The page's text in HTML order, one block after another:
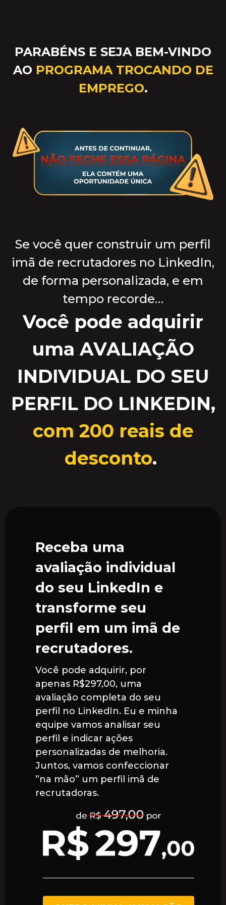
PARABÉNS E SEJA BEM-VINDO
AO PROGRAMA TROCANDO DE
EMPREGO.
Se você quer construir um perfil
imã de recrutadores no LinkedIn,
de forma personalizada, e em
tempo recorde…
Você pode adquirir
uma AVALIAÇÃO
INDIVIDUAL DO SEU
PERFIL DO LINKEDIN,
com 200 reais de
desconto.
Receba uma
avaliação individual
do seu LinkedIn e
transforme seu
perfil em um imã de
recrutadores.
Você pode adquirir, por
apenas R$297,00, uma
avaliação completa do seu
perfil no LinkedIn. Eu e minha
equipe vamos analisar seu
perfil e indicar ações
personalizadas de melhoria.
Juntos, vamos confeccionar
”na mão” um perfil imã de
recrutadoras.